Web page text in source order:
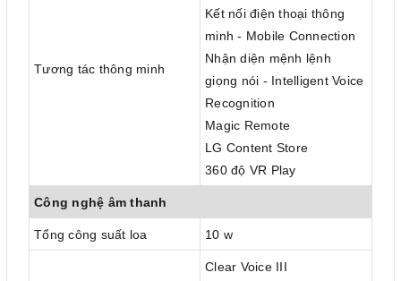
Tương tác thông minh
Kết nối điện thoại thông
minh - Mobile Connection
Nhận diện mệnh lệnh
giọng nói - Intelligent Voice
Recognition
Magic Remote
LG Content Store
360 độ VR Play
Công nghệ âm thanh
Tổng công suất loa 10 w
Clear Voice III